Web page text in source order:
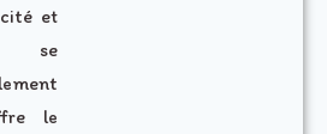
et
se
le